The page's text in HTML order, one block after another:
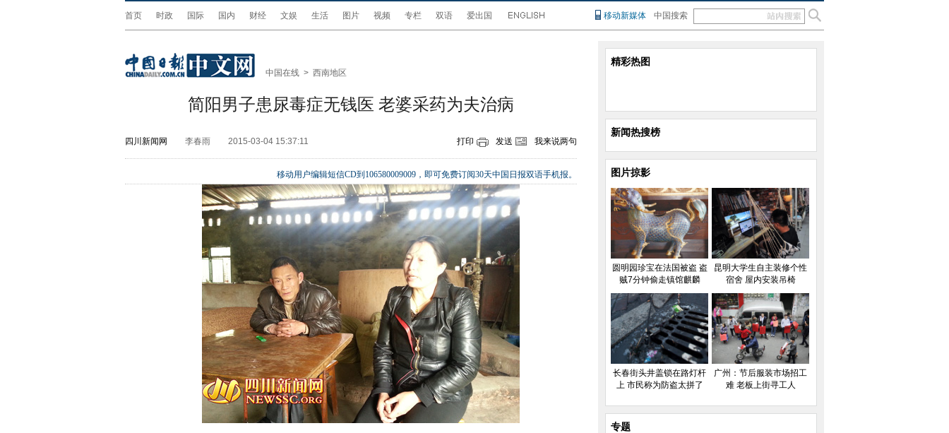
首页 时政 国际 国内 财经 文娱 生活 图片 视频 专栏 双语 爱出国 移动新媒体 中国搜索
中国在线 > 西南地区
简阳男子患尿毒症无钱医 老婆采药为夫治病
四川新闻网 李春雨 2015-03-04 15:37:11 打印 发送 我来说两句
移动用户编辑短信CD到106580009009，即可免费订阅30天中国日报双语手机报。
精彩热图
新闻热搜榜
图片掠影
圆明园珍宝在法国被盗 盗
贼7分钟偷走镇馆麒麟
昆明大学生自主装修个性
宿舍 屋内安装吊椅
长春街头井盖锁在路灯杆
上 市民称为防盗太拼了
广州：节后服装市场招工
难 老板上街寻工人
专题